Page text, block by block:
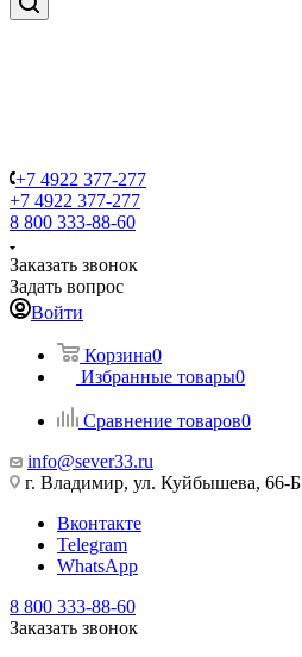
+7 4922 377-277
+7 4922 377-277
8 800 333-88-60
Заказать звонок
Задать вопрос
Войти
Корзина0
Избранные товары0
Сравнение товаров0
info@sever33.ru
г. Владимир, ул. Куйбышева, 66-Б
Вконтакте
Telegram
WhatsApp
8 800 333-88-60
Заказать звонок